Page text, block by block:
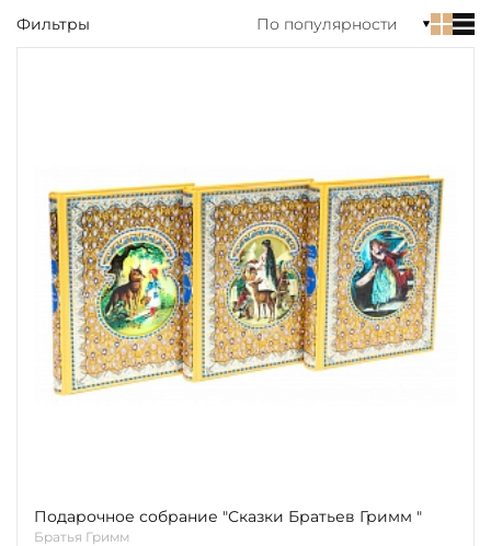
Тиснение
Повод
Религия
Теги
Переплёт
Наличие
Фильтры По популярности
Подарочное собрание "Сказки Братьев Гримм "
Братья Гримм